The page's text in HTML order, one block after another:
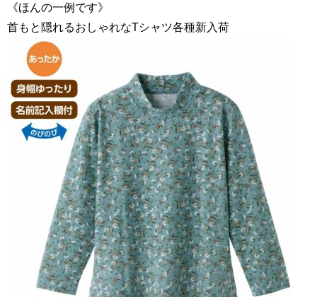
《ほんの一例です》
首もと隠れるおしゃれなTシャツ各種新入荷